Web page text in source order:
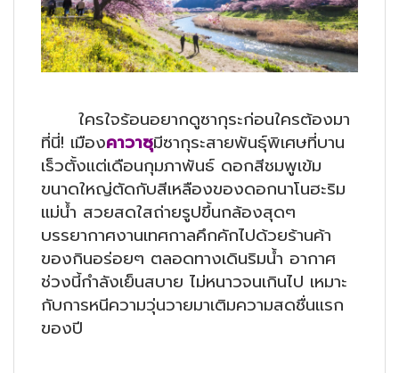
ใครใจร้อนอยากดูซากุระก่อนใครต้องมา
ที่นี่! เมืองคาวาซุมีซากุระสายพันธุ์พิเศษที่บาน
เร็วตั้งแต่เดือนกุมภาพันธ์ ดอกสีชมพูเข้ม
ขนาดใหญ่ตัดกับสีเหลืองของดอกนาโนฮะริม
แม่น้ำ สวยสดใสถ่ายรูปขึ้นกล้องสุดๆ
บรรยากาศงานเทศกาลคึกคักไปด้วยร้านค้า
ของกินอร่อยๆ ตลอดทางเดินริมน้ำ อากาศ
ช่วงนี้กำลังเย็นสบาย ไม่หนาวจนเกินไป เหมาะ
กับการหนีความวุ่นวายมาเติมความสดชื่นแรก
ของปี